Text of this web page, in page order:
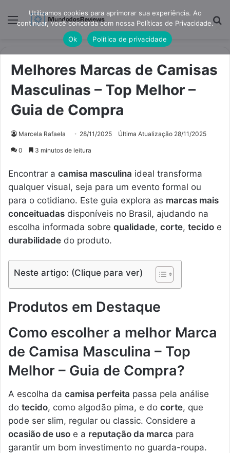
Menu
Melhores Marcas de Camisas
Masculinas – Top Melhor –
Guia de Compra
Marcela Rafaela 28/11/2025 Última Atualização 28/11/2025
0 3 minutos de leitura
Encontrar a camisa masculina ideal transforma
qualquer visual, seja para um evento formal ou
para o cotidiano. Este guia explora as marcas mais
conceituadas disponíveis no Brasil, ajudando na
escolha informada sobre qualidade, corte, tecido e
durabilidade do produto.
Neste artigo: (Clique para ver)
Produtos em Destaque
Como escolher a melhor Marca
de Camisa Masculina – Top
Melhor – Guia de Compra?
A escolha da camisa perfeita passa pela análise
do tecido, como algodão pima, e do corte, que
pode ser slim, regular ou classic. Considere a
ocasião de uso e a reputação da marca para
garantir um bom investimento no guarda-roupa.
Utilizamos cookies para aprimorar sua experiência. Ao
continuar, você concorda com nossa Políticas de Privacidade.
Ok
Política de privacidade